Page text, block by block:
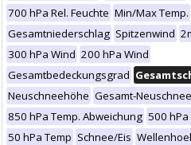
700 hPa Rel. Feuchte Min/Max Temp.
Gesamtniederschlag Spitzenwind
300 hPa Wind 200 hPa Wind
Gesamtbedeckungsgrad
Neuschneehöhe Gesamt-Neuschnee
850 hPa Temp. Abweichung 500 hPa
50 hPa Temp Schnee/Eis